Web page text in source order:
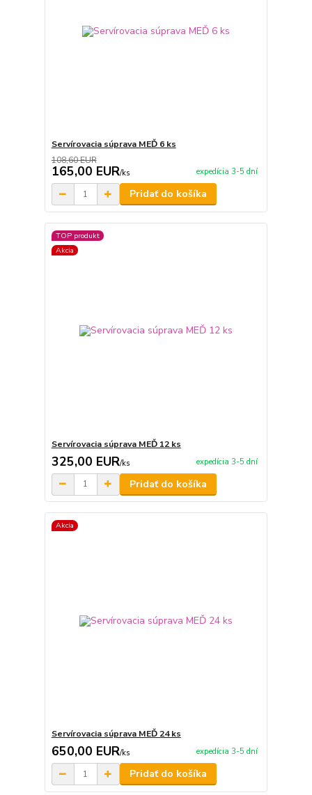
Servírovacia súprava MEĎ 6 ks
108,60 EUR
165,00 EUR/ks expedícia 3-5 dní
Pridať do košíka
TOP produkt
Akcia
Servírovacia súprava MEĎ 12 ks
325,00 EUR/ks expedícia 3-5 dní
Pridať do košíka
Akcia
Servírovacia súprava MEĎ 24 ks
650,00 EUR/ks expedícia 3-5 dní
Pridať do košíka